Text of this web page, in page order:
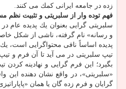
زده در جامعه ایرانی كمك می كنند.
فهم توده وار از سلبریتی و تثبیت نظم
سلبریتی گرایی بعنوان یك پدیده عام
و رسانه» نام گرفته، ناشی از شكل
پدیده اساساً نافی محتواگرایی است،
تیپ سلبریتی در می آید تا آن فرم و
بگیرد؛ این فرم گرایی و نهادینه
«سلبریتی»، در واقع نشان دهنده این
گرایان و فرم زده گان یا همان